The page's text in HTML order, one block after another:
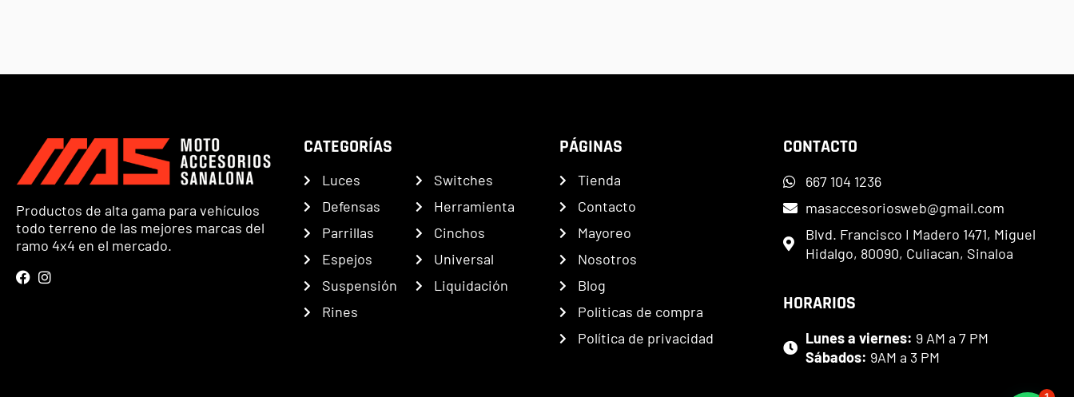
Productos de alta gama para vehículos
todo terreno de las mejores marcas del
ramo 4x4 en el mercado.
CATEGORÍAS
Luces
Defensas
Parrillas
Espejos
Suspensión
Rines
Switches
Herramienta
Cinchos
Universal
Liquidación
PÁGINAS
Tienda
Contacto
Mayoreo
Nosotros
Blog
Politicas de compra
Política de privacidad
CONTACTO
667 104 1236
masaccesoriosweb@gmail.com
Blvd. Francisco I Madero 1471, Miguel
Hidalgo, 80090, Culiacan, Sinaloa
HORARIOS
Lunes a viernes: 9 AM a 7 PM
Sábados: 9AM a 3 PM